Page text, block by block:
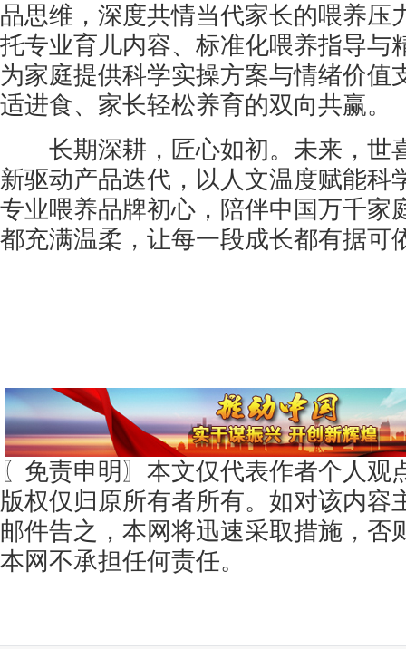
品思维，深度共情当代家长的喂养压
托专业育儿内容、标准化喂养指导与
为家庭提供科学实操方案与情绪价值
适进食、家长轻松养育的双向共赢。
长期深耕，匠心如初。未来，世
新驱动产品迭代，以人文温度赋能科
专业喂养品牌初心，陪伴中国万千家
都充满温柔，让每一段成长都有据可
〖免责申明〗本文仅代表作者个人观
版权仅归原所有者所有。如对该内容
邮件告之，本网将迅速采取措施，否
本网不承担任何责任。